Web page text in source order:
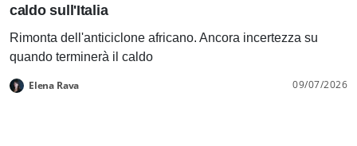
caldo sull'Italia
Rimonta dell'anticiclone africano. Ancora incertezza su
quando terminerà il caldo
Elena Rava 09/07/2026